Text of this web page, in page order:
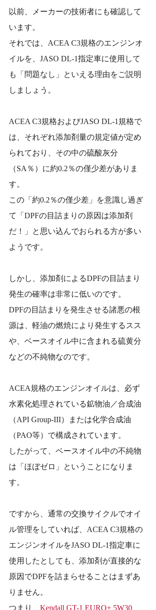
以前、メーカーの技術者にも確認して
います。
それでは、ACEA C3規格のエンジンオ
イルを、JASO DL-1指定車に使用して
も「問題なし」といえる理由をご説明
しましょう。
ACEA C3規格およびJASO DL-1規格で
は、それぞれ添加剤量の規定値が定め
られており、その中の硫酸灰分
（SA％）に約0.2％の僅少差がありま
す。
この「約0.2％の僅少差」を意識し過ぎ
て「DPFの目詰まりの原因は添加剤
だ！」と思い込んでおられる方が多い
ようです。
しかし、添加剤によるDPFの目詰まり
発生の確率は非常に低いのです。
DPFの目詰まりを発生させる諸悪の根
源は、軽油の燃焼により発生するスス
や、ベースオイル中に含まれる硫黄分
などの不純物なのです。
ACEA規格のエンジンオイルは、必ず
水素化処理されている鉱物油／合成油
（API Group-III）または化学合成油
（PAO等）で構成されています。
したがって、ベースオイル中の不純物
は「ほぼゼロ」ということになりま
す。
ですから、通常の交換サイクルでオイ
ル管理をしていれば、ACEA C3規格の
エンジンオイルをJASO DL-1指定車に
使用したとしても、添加剤が直接的な
原因でDPFを詰まらせることはまずあ
りません。
つまり、 Kendall GT-1 EURO+ 5W30